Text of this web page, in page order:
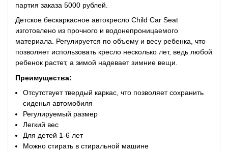
партия заказа 5000 рублей.
Детское бескаркасное автокресло Child Car Seat
изготовлено из прочного и водонепроницаемого
материала. Регулируется по объему и весу ребенка, что
позволяет использовать кресло несколько лет, ведь любой
ребенок растет, а зимой надевает зимние вещи.
Преимущества:
Отсутствует твердый каркас, что позволяет сохранить
сиденья автомобиля
Регулируемый размер
Легкий вес
Для детей 1-6 лет
Можно стирать в стиральной машине